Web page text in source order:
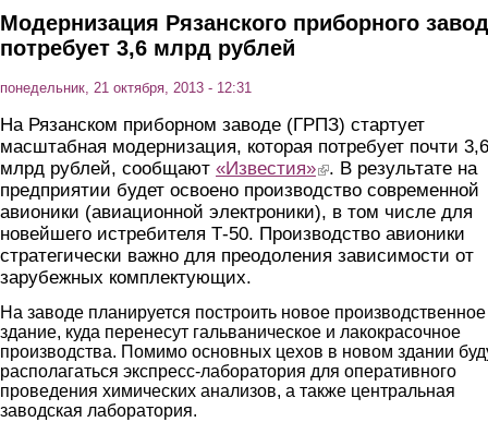
Модернизация Рязанского приборного
потребует 3,6 млрд рублей
понедельник, 21 октября, 2013 - 12:31
На Рязанском приборном заводе (ГРПЗ) стартует
масштабная модернизация, которая потребует почти 3,6
млрд рублей, сообщают «Известия»(link is external)
. В результате на
предприятии будет освоено производство современной
авионики (авиационной электроники), в том числе для
новейшего истребителя Т-50. Производство авионики
стратегически важно для преодоления зависимости от
зарубежных комплектующих.
На заводе планируется построить новое производственное
здание, куда перенесут гальваническое и лакокрасочное
производства. Помимо основных цехов в новом здании
располагаться экспресс-лаборатория для оперативного
проведения химических анализов, а также центральная
заводская лаборатория.